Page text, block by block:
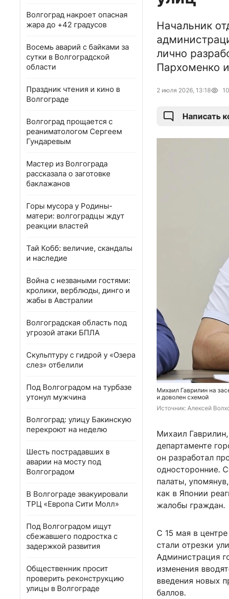
Волгоград накроет опасная
жара до +42 градусов
Восемь аварий с байками за
сутки в Волгоградской
области
Праздник чтения и кино в
Волгограде
Волгоград прощается с
реаниматологом Сергеем
Гундаревым
Мастер из Волгограда
рассказала о заготовке
баклажанов
Горы мусора у Родины-
матери: волгоградцы ждут
реакции властей
Тай Кобб: величие, скандалы
и наследие
Война с незваными гостями:
кролики, верблюды, динго и
жабы в Австралии
Волгоградская область под
угрозой атаки БПЛА
Скульптуру с гидрой у «Озера
слез» отбелили
Под Волгоградом на турбазе
утонул мужчина
Волгоград: улицу Бакинскую
перекроют на неделю
Шесть пострадавших в
аварии на мосту под
Волгоградом
В Волгограде эвакуировали
ТРЦ «Европа Сити Молл»
Под Волгоградом ищут
сбежавшего подростка с
задержкой развития
Общественник просит
проверить реконструкцию
улицы в Волгограде
Начальник
лично
Пархоменко
2 июля 2026, 13:18 10
Написать
Михаил Гаврилин на
и доволен схемой
Источник: Алексей
Михаил
департаменте
он разработал
односторонние.
палаты,
как в Японии
жалобы граждан.
С 15 мая в
стали отрезки
Администрация
изменения
введения новых
баллов.